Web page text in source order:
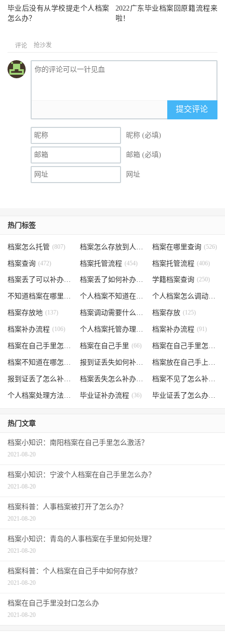
毕业后没有从学校提走个人档案
怎么办？
2022广东毕业档案回原籍流程来
啦！
评论 抢沙发
提交评论
昵称 (必填)
邮箱 (必填)
网址
热门标签
档案怎么托管 (807) (535)
档案在哪里查询 (526)
档案查询 (472) 档案托管流程 (454) 档案托管流程 (406)
档案丢了可以补办吗 (371) 档案丢了如何补办 学籍档案查询 (250)
不知道档案在哪里 个人档案不知道在哪儿 (191) 个人档案怎么调动
档案存放地 (137) 档案调动需要什么手续 (130)
档案存放 (125)
档案补办流程 (106) 个人档案托管办理流程 (102)
档案补办流程 (91)
档案在自己手里怎么办 (85)
档案在自己手里 (66) 档案在自己手里怎么处理
档案不知道在哪怎么办 (62) 报到证丢失如何补办 (54) 档案放在自己手上
报到证丢了怎么补办 (52) 档案丢失怎么补办 档案不见了怎么补办
个人档案处理方法 毕业证补办流程 (36) 毕业证丢了怎么办
热门文章
档案小知识：南阳档案在自己手里怎么激活？
2021-08-20
档案小知识：宁波个人档案在自己手里怎么办？
2021-08-20
档案科普：人事档案被打开了怎么办？
2021-08-20
档案小知识：青岛的人事档案在手里如何处理？
2021-08-20
档案科普：个人档案在自己手中如何存放？
2021-08-20
档案在自己手里没封口怎么办
2021-08-20